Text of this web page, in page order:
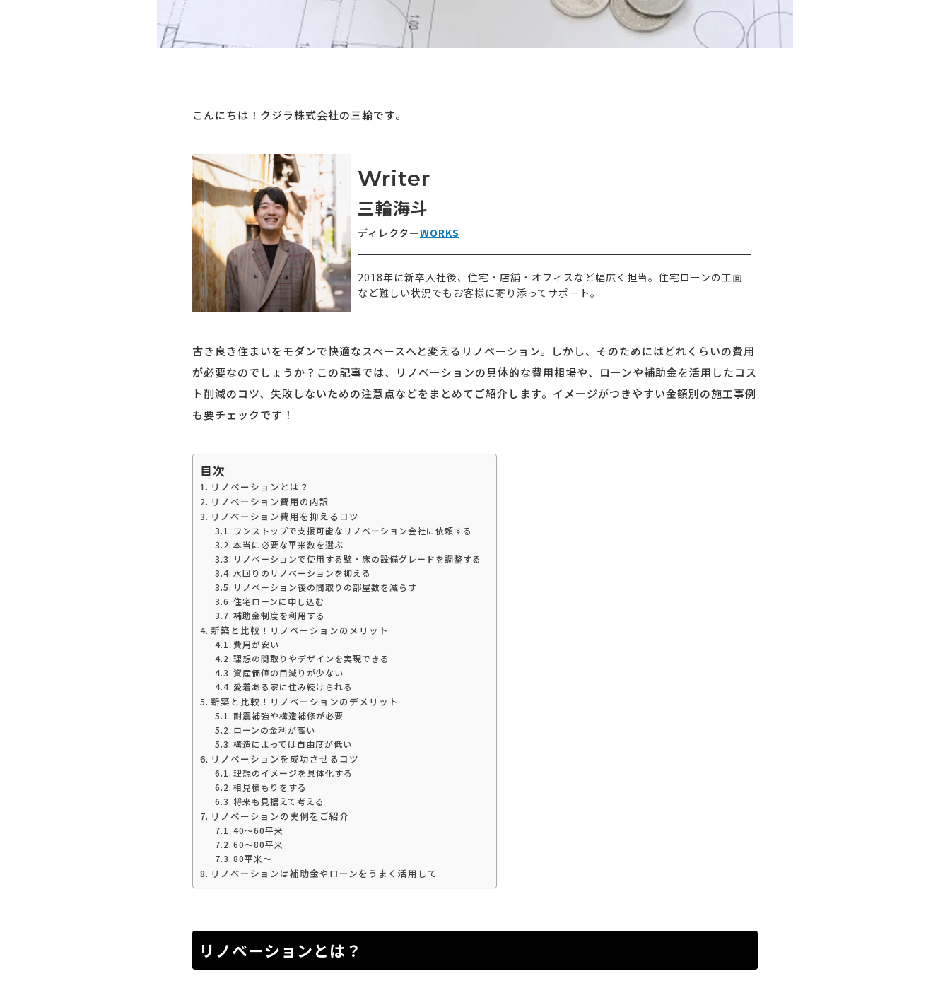
こんにちは！クジラ株式会社の三輪です。
Writer
三輪海斗
ディレクターWORKS
2018年に新卒入社後、住宅・店舗・オフィスなど幅広く担当。住宅ローンの工面
など難しい状況でもお客様に寄り添ってサポート。
古き良き住まいをモダンで快適なスペースへと変えるリノベーション。しかし、そのためにはどれくらいの費用
が必要なのでしょうか？この記事では、リノベーションの具体的な費用相場や、ローンや補助金を活用したコス
ト削減のコツ、失敗しないための注意点などをまとめてご紹介します。イメージがつきやすい金額別の施工事例
も要チェックです！
目次
リノベーションとは？
リノベーション費用の内訳
リノベーション費用を抑えるコツ
ワンストップで支援可能なリノベーション会社に依頼する
本当に必要な平米数を選ぶ
リノベーションで使用する壁・床の設備グレードを調整する
水回りのリノベーションを抑える
リノベーション後の間取りの部屋数を減らす
住宅ローンに申し込む
補助金制度を利用する
新築と比較！リノベーションのメリット
費用が安い
理想の間取りやデザインを実現できる
資産価値の目減りが少ない
愛着ある家に住み続けられる
新築と比較！リノベーションのデメリット
耐震補強や構造補修が必要
ローンの金利が高い
構造によっては自由度が低い
リノベーションを成功させるコツ
理想のイメージを具体化する
相見積もりをする
将来も見据えて考える
リノベーションの実例をご紹介
40〜60平米
60〜80平米
80平米〜
リノベーションは補助金やローンをうまく活用して
リノベーションとは？